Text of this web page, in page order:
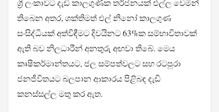
ශ්‍රී ලංකාවට දැඩි කාලගුණික තර්ජනයක් එල්ල වෙමින්
තිබෙන අතර, ශක්තිමත් එල් නිනෝ කාලගුණ
සංසිද්ධියක් අත්විඳීමට දිවයිනට 63%ක සම්භාවිතාවක්
ඇති බව නිලධාරීන් අනතුරු අඟවා තිබේ. මෙය
කෘෂිකර්මාන්තයට, ජල සම්පත්වලට සහ රටපුරා
ජනජීවිතයට බලපාන ආකාරය පිළිබඳ දැඩි
කනස්සල්ල මතු කර ඇත.